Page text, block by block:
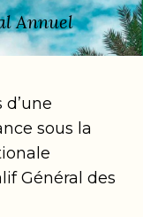
Annuel
sous la
Général des